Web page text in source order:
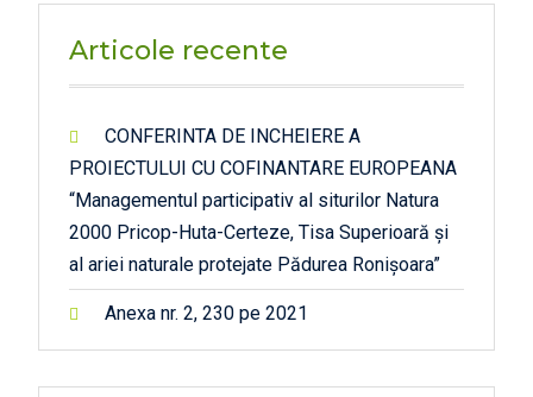
Articole recente
CONFERINTA DE INCHEIERE A
PROIECTULUI CU COFINANTARE EUROPEANA
“Managementul participativ al siturilor Natura
2000 Pricop-Huta-Certeze, Tisa Superioară și
al ariei naturale protejate Pădurea Ronișoara”
Anexa nr. 2, 230 pe 2021